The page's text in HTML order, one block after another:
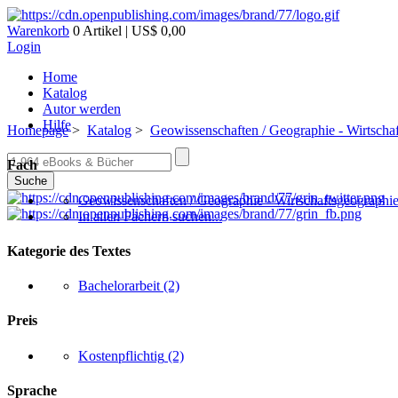
Warenkorb 0 Artikel | US$ 0,00
Login
Home
Katalog
Autor werden
Hilfe
Suche
Homepage> Katalog > Geowissenschaften / Geographie -
Fach
Geowissenschaften / Geographie - Wirtschaftsgeographie
In allen Fächern suchen...
Kategorie des Textes
Bachelorarbeit (2)
Preis
Kostenpflichtig (2)
Sprache